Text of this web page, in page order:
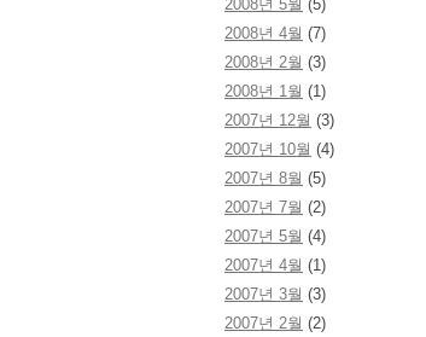
2008년 5월 (5)
2008년 4월 (7)
2008년 2월 (3)
2008년 1월 (1)
2007년 12월 (3)
2007년 10월 (4)
2007년 8월 (5)
2007년 7월 (2)
2007년 5월 (4)
2007년 4월 (1)
2007년 3월 (3)
2007년 2월 (2)